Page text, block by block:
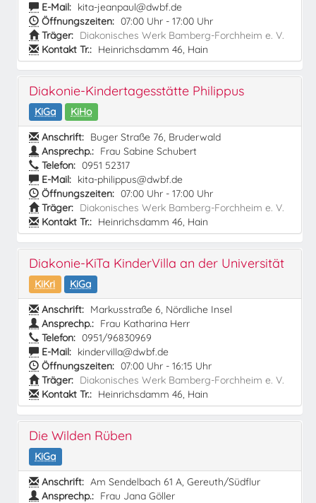
E-Mail: kita-jeanpaul@dwbf.de
Öffnungszeiten: 07:00 Uhr - 17:00 Uhr
Träger: Diakonisches Werk Bamberg-Forchheim e. V.
Kontakt Tr.: Heinrichsdamm 46, Hain
Diakonie-Kindertagesstätte Philippus
KiGa
KiHo
Anschrift: Buger Straße 76, Bruderwald
Ansprechp.: Frau Sabine Schubert
Telefon: 0951 52317
E-Mail: kita-philippus@dwbf.de
Öffnungszeiten: 07:00 Uhr - 17:00 Uhr
Träger: Diakonisches Werk Bamberg-Forchheim e. V.
Kontakt Tr.: Heinrichsdamm 46, Hain
Diakonie-KiTa KinderVilla an der Universität
KiKri
KiGa
Anschrift: Markusstraße 6, Nördliche Insel
Ansprechp.: Frau Katharina Herr
Telefon: 0951/96830969
E-Mail: kindervilla@dwbf.de
Öffnungszeiten: 07:00 Uhr - 16:15 Uhr
Träger: Diakonisches Werk Bamberg-Forchheim e. V.
Kontakt Tr.: Heinrichsdamm 46, Hain
Die Wilden Rüben
KiGa
Anschrift: Am Sendelbach 61 A, Gereuth/Südflur
Ansprechp.: Frau Jana Göller